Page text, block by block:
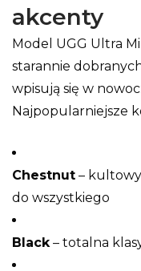
akcenty
Model UGG Ultra
starannie
wpisują się w
Najpopularniejsze
Chestnut –
do wszystkiego
Black– totalna